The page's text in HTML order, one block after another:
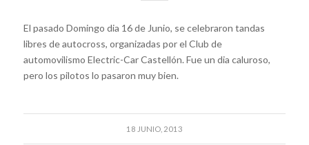
El pasado Domingo dia 16 de Junio, se celebraron tandas
libres de autocross, organizadas por el Club de
automovilismo Electric-Car Castellón. Fue un dia caluroso,
pero los pilotos lo pasaron muy bien.
18 JUNIO, 2013